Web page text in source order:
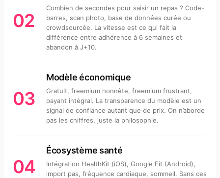
02
Combien de secondes pour saisir un repas ? Code-
barres, scan photo, base de données curée ou
crowdsourcée. La vitesse est ce qui fait la
différence entre adhérence à 6 semaines et
abandon à J+10.
03
Modèle économique
Gratuit, freemium honnête, freemium frustrant,
payant intégral. La transparence du modèle est un
signal de confiance autant que de prix. On n’aborde
pas les chiffres, juste la philosophie.
04
Écosystème santé
Intégration HealthKit (iOS), Google Fit (Android),
import pas, fréquence cardiaque, sommeil. Sans ces